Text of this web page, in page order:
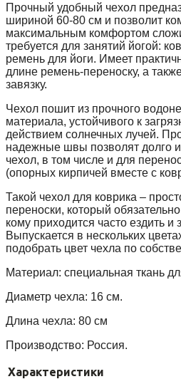
Прочный удобный чехол
шириной 60-80 см и позволит
максимальным комфортом
требуется для занятий йогой:
ремень для йоги. Имеет
длине ремень-переноску, а
завязку.
Чехол пошит из прочного
материала, устойчивого к
действием солнечных лучей.
надежные швы позволят долго
чехол, в том числе и для
(опорных кирпичей вместе с
Такой чехол для коврика –
переноски, который
кому приходится часто ездить
Выпускается в нескольких
подобрать цвет чехла по
Материал: специальная ткань
Диаметр чехла: 16 см.
Длина чехла: 80 см
Производство: Россия.
Характеристики